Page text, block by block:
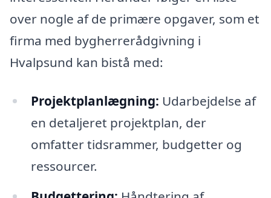
over nogle af de primære opgaver, som et
firma med bygherrerådgivning i
Hvalpsund kan bistå med:
Projektplanlægning: Udarbejdelse af
en detaljeret projektplan, der
omfatter tidsrammer, budgetter og
ressourcer.